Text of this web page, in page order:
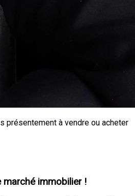
présentement à vendre ou acheter
marché immobilier !